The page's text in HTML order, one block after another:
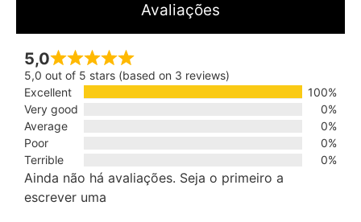
Avaliações
5,0
5,0 out of 5 stars (based on 3 reviews)
Excellent
100%
Very good
0%
Average
0%
Poor
0%
Terrible
0%
Ainda não há avaliações. Seja o primeiro a
escrever uma